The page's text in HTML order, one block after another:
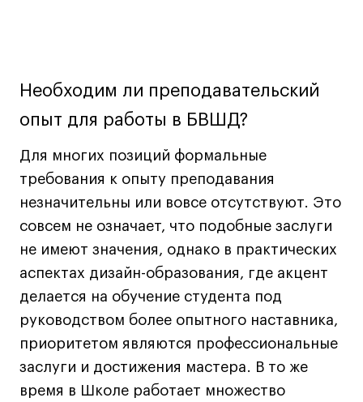
Навыки предпринимателя и управленца
Онлайн
Искусство
Фотография
Очно + онлайн
Все программы
Специалист кино- и медиапродакшена
Графический дизайнер
Цифровой маркетолог
Технолог-конструктор одежды
Необходим ли преподавательский
опыт для работы в БВШД?
Для многих позиций формальные
требования к опыту преподавания
незначительны или вовсе отсутствуют. Это
совсем не означает, что подобные заслуги
не имеют значения, однако в практических
аспектах дизайн-образования, где акцент
делается на обучение студента под
руководством более опытного наставника,
приоритетом являются профессиональные
заслуги и достижения мастера. В то же
время в Школе работает множество